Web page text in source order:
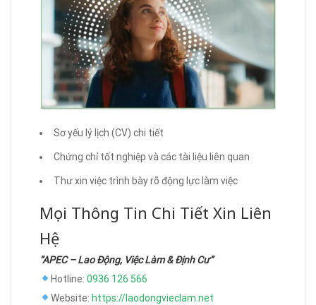
Sơ yếu lý lịch (CV) chi tiết
Chứng chỉ tốt nghiệp và các tài liệu liên quan
Thư xin việc trình bày rõ động lực làm việc
Mọi Thông Tin Chi Tiết Xin Liên
Hệ
“APEC – Lao Động, Việc Làm & Định Cư”
Hotline: 0936 126 566
Website: https://laodongvieclam.net